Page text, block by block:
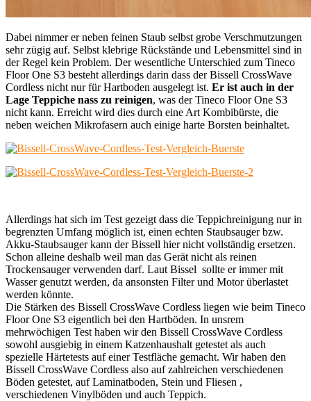
Dabei nimmer er neben feinen Staub selbst grobe Verschmutzungen
sehr zügig auf. Selbst klebrige Rückstände und Lebensmittel sind in
der Regel kein Problem. Der wesentliche Unterschied zum Tineco
Floor One S3 besteht allerdings darin dass der Bissell CrossWave
Cordless nicht nur für Hartboden ausgelegt ist. Er ist auch in der
Lage Teppiche nass zu reinigen, was der Tineco Floor One S3
nicht kann. Erreicht wird dies durch eine Art Kombibürste, die
neben weichen Mikrofasern auch einige harte Borsten beinhaltet.
Allerdings hat sich im Test gezeigt dass die Teppichreinigung nur in
begrenzten Umfang möglich ist, einen echten Staubsauger bzw.
Akku-Staubsauger kann der Bissell hier nicht vollständig ersetzen.
Schon alleine deshalb weil man das Gerät nicht als reinen
Trockensauger verwenden darf. Laut Bissel sollte er immer mit
Wasser genutzt werden, da ansonsten Filter und Motor überlastet
werden könnte.
Die Stärken des Bissell CrossWave Cordless liegen wie beim Tineco
Floor One S3 eigentlich bei den Hartböden. In unsrem
mehrwöchigen Test haben wir den Bissell CrossWave Cordless
sowohl ausgiebig in einem Katzenhaushalt getestet als auch
spezielle Härtetests auf einer Testfläche gemacht. Wir haben den
Bissell CrossWave Cordless also auf zahlreichen verschiedenen
Böden getestet, auf Laminatboden, Stein und Fliesen ,
verschiedenen Vinylböden und auch Teppich.